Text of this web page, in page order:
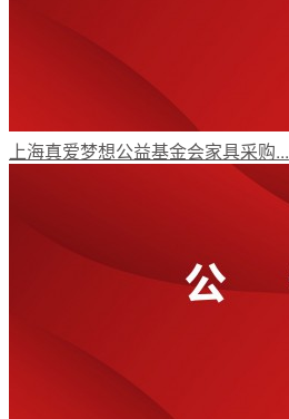
特色项目
专项基金
上海真爱梦想公益基金会家具采购...